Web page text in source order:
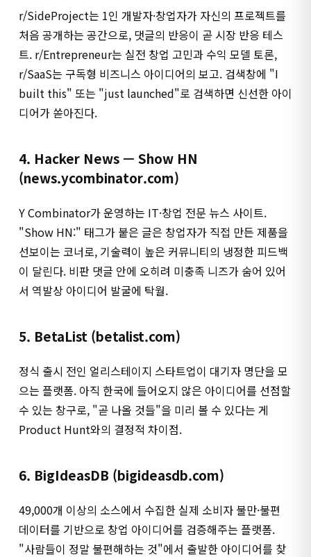
r/SideProject는 1인 개발자·창업자가 자신의 프로젝트를
처음 공개하는 공간으로, 댓글의 반응이 곧 시장 반응 테스
트. r/Entrepreneur는 실전 창업 고민과 수익 모델 토론,
r/SaaS는 구독형 비즈니스 아이디어의 보고. 검색창에 "I
built this" 또는 "just launched"로 검색하면 신선한 아이
디어가 쏟아진다.
4. Hacker News — Show HN
(news.ycombinator.com)
Y Combinator가 운영하는 IT·창업 전문 뉴스 사이트.
"Show HN:" 태그가 붙은 글은 창업자가 직접 만든 제품을
선보이는 코너로, 기술력이 높은 커뮤니티의 냉정한 피드백
이 달린다. 비판 댓글 안에 오히려 미충족 니즈가 숨어 있어
서 역발상 아이디어 발굴에 탁월.
5. BetaList (betalist.com)
정식 출시 전인 얼리스테이지 스타트업이 대기자 명단을 모
으는 플랫폼. 아직 한국에 들어오지 않은 아이디어를 선점할
수 있는 창구로, "곧 나올 것들"을 미리 볼 수 있다는 게
Product Hunt와의 결정적 차이점.
6. BigIdeasDB (bigideasdb.com)
49,000개 이상의 소스에서 수집한 실제 소비자 불만·불편
데이터를 기반으로 창업 아이디어를 검증해주는 플랫폼.
"사람들이 정말 불편해하는 것"에서 출발한 아이디어를 찾